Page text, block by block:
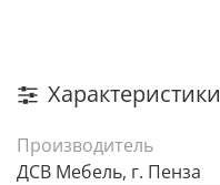
Характеристики
Производитель
ДСВ Мебель, г. Пенза